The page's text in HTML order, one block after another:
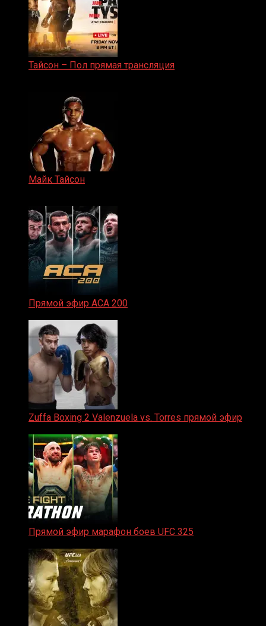
Тайсон – Пол прямая трансляция
Майк Тайсон
Прямой эфир ACA 200
Zuffa Boxing 2 Valenzuela vs. Torres прямой эфир
Прямой эфир марафон боев UFC 325